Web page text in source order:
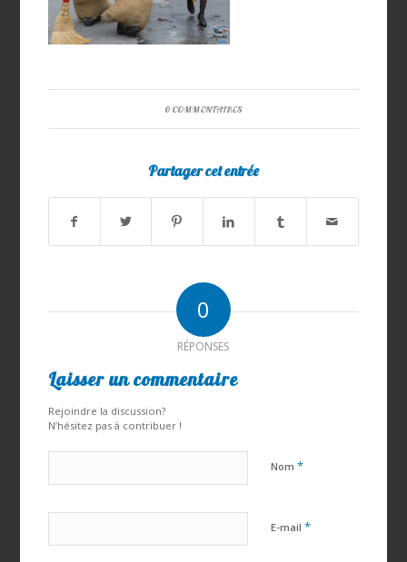
0 COMMENTAIRES
Partager cet entrée
0
RÉPONSES
Laisser un commentaire
Rejoindre la discussion?
N’hésitez pas à contribuer !
Nom *
E-mail *